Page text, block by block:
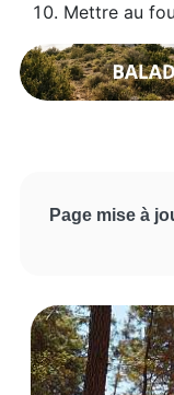
Mettre au
Page mise à